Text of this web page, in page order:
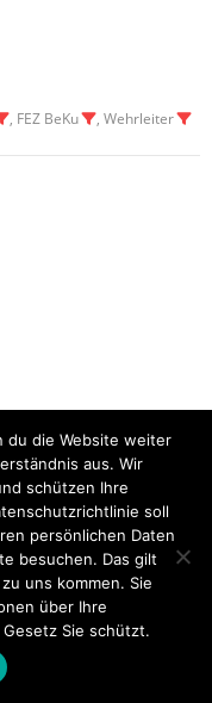
, FEZ BeKu , Wehrleiter
B-2 WOHNUNGSBRAND
Über uns
Bilder
byWordPress.
du die Website weiter
aus. Wir
schützen Ihre
soll
persönlichen Daten
besuchen. Das gilt
uns kommen. Sie
über Ihre
Sie schützt.